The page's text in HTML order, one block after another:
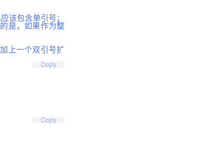
该包含单引号；
是，如果作为整
上一个双引号扩
Copy
Copy